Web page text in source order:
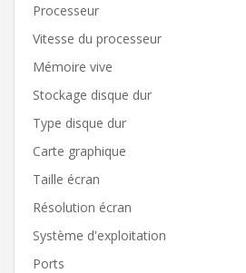
Processeur
Vitesse du processeur
Mémoire vive
Stockage disque dur
Type disque dur
Carte graphique
Taille écran
Résolution écran
Système d'exploitation
Ports